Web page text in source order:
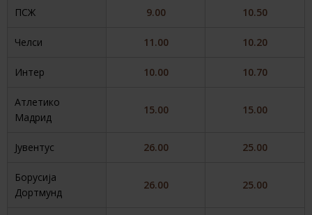
ПСЖ 9.00 10.50
Челси 11.00 10.20
Интер 10.00 10.70
Атлетико
Мадрид
15.00 15.00
Јувентус 26.00 25.00
Борусија
Дортмунд
26.00 25.00